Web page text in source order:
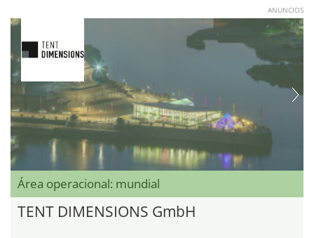
ANUNCIOS
Área operacional: mundial
TENT DIMENSIONS GmbH